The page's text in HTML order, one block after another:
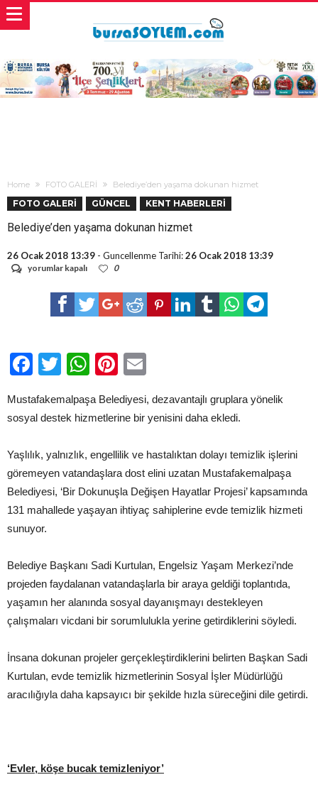
Home FOTO GALERİ Belediye’den yaşama dokunan hizmet
FOTO GALERİ GÜNCEL KENT HABERLERİ
Belediye’den yaşama dokunan hizmet
26 Ocak 2018 13:39 - Guncellenme Tarihi:26 Ocak 2018 13:39
Belediye’den
dokunan
yorumlar kapalı 0
Facebook
TwitterWhatsApp
Pinterest
Mustafakemalpaşa Belediyesi, dezavantajlı gruplara yönelik
sosyal destek hizmetlerine bir yenisini daha ekledi.
Yaşlılık, yalnızlık, engellilik ve hastalıktan dolayı temizlik işlerini
göremeyen vatandaşlara dost elini uzatan Mustafakemalpaşa
Belediyesi, ‘Bir Dokunuşla Değişen Hayatlar Projesi’ kapsamında
131 mahallede yaşayan ihtiyaç sahiplerine evde temizlik hizmeti
sunuyor.
Belediye Başkanı Sadi Kurtulan, Engelsiz Yaşam Merkezi’nde
projeden faydalanan vatandaşlarla bir araya geldiği toplantıda,
yaşamın her alanında sosyal dayanışmayı destekleyen
çalışmaları vicdani bir sorumlulukla yerine getirdiklerini söyledi.
İnsana dokunan projeler gerçekleştirdiklerini belirten Başkan Sadi
Kurtulan, evde temizlik hizmetlerinin Sosyal İşler Müdürlüğü
aracılığıyla daha kapsayıcı bir şekilde hızla süreceğini dile getirdi.
‘Evler, köşe bucak temizleniyor’